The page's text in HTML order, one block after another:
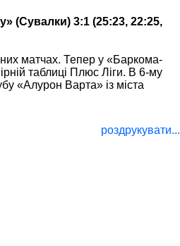
(Сувалки) 3:1 (25:23, 22:25,
матчах. Тепер у «Баркома-
таблиці Плюс Ліги. В 6-му
«Алурон Варта» із міста
роздрукувати...